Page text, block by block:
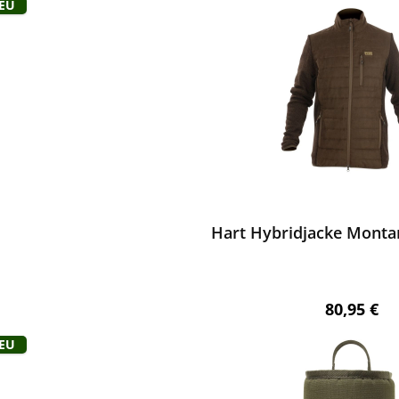
Hart Hybridjacke
Regulärer
80,95 €